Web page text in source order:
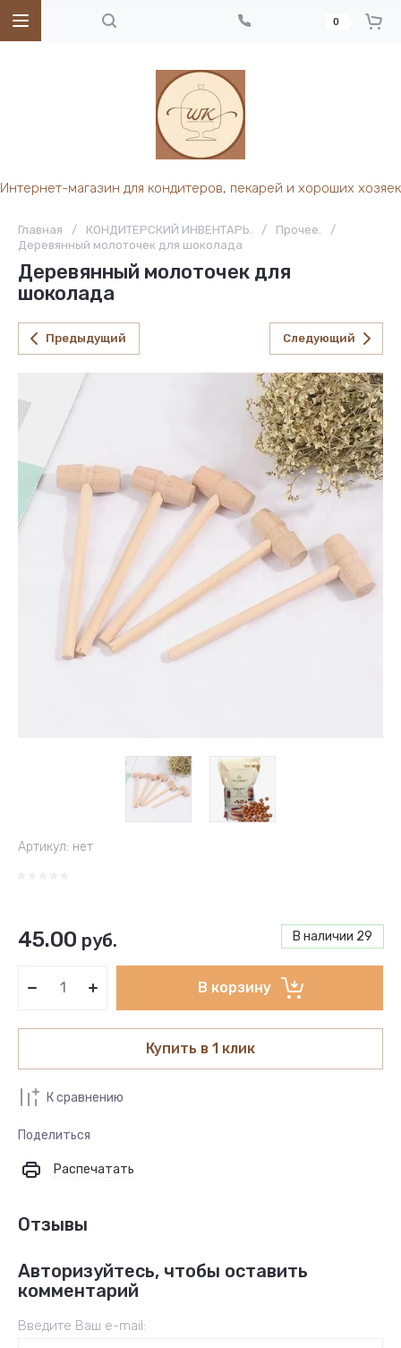
Интернет-магазин для кондитеров, пекарей и хороших хозяек
0
Главная / КОНДИТЕРСКИЙ ИНВЕНТАРЬ. / Прочее.
/
Деревянный молоточек для шоколада
Деревянный молоточек для
шоколада
Предыдущий Следующий
Артикул: нет
В наличии 29
45.00 руб.
В корзину
Купить в 1 клик
К сравнению
Поделиться
Распечатать
Отзывы
Авторизуйтесь, чтобы оставить
комментарий
Введите Ваш e-mail: